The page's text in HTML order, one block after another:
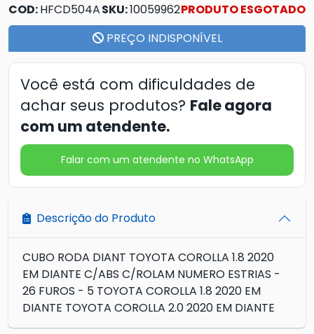
COD:HFCD504ASKU:10059962PRODUTO ESGOTADO
PREÇO INDISPONÍVEL
Você está com dificuldades de
achar seus produtos? Fale agora
com um atendente.
Falar com um atendente no WhatsApp
Descrição do Produto
CUBO RODA DIANT TOYOTA COROLLA 1.8 2020
EM DIANTE C/ABS C/ROLAM NUMERO ESTRIAS -
26 FUROS - 5 TOYOTA COROLLA 1.8 2020 EM
DIANTE TOYOTA COROLLA 2.0 2020 EM DIANTE